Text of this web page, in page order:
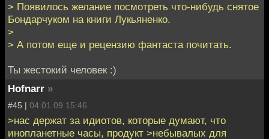
> Появилось желание посмотреть что-нибудь снятое
Бондарчуком на книги Лукьяненко.
>
> А потом еще и рецензию фантаста почитать.
Ты жестокий человек :)
Hofnarr »
#45 | 04.01.09 15:46
>нас держат за идиотов, которые думают, что
инопланетные часы, продукт >небывалых для